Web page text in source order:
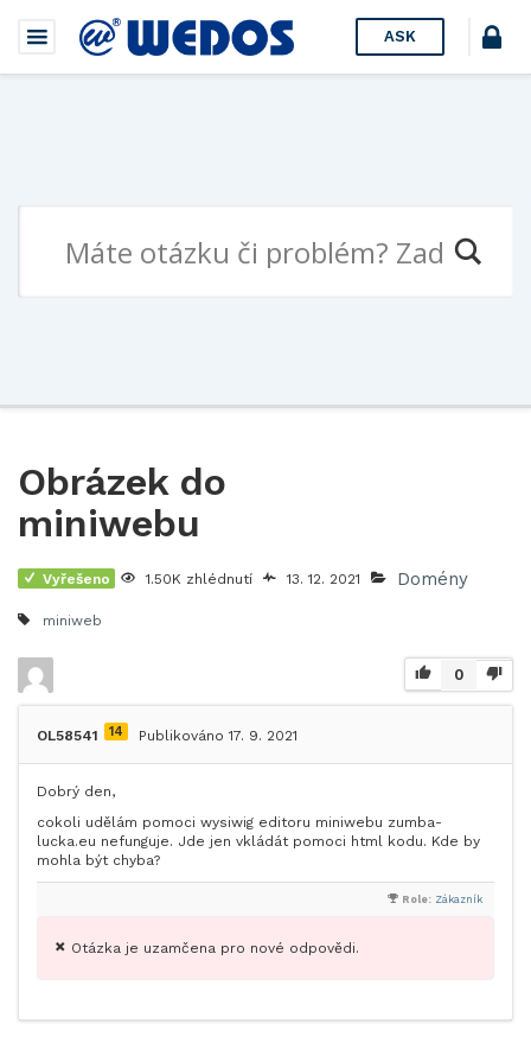
ASK
Obrázek do
miniwebu
Vyřešeno 1.50K zhlédnutí 13. 12. 2021 Domény
miniweb
0
OL58541 14 Publikováno 17. 9. 2021
Dobrý den,
cokoli udělám pomoci wysiwig editoru miniwebu zumba-
lucka.eu nefunguje. Jde jen vkládát pomoci html kodu. Kde by
mohla být chyba?
Role: Zákazník
Otázka je uzamčena pro nové odpovědi.